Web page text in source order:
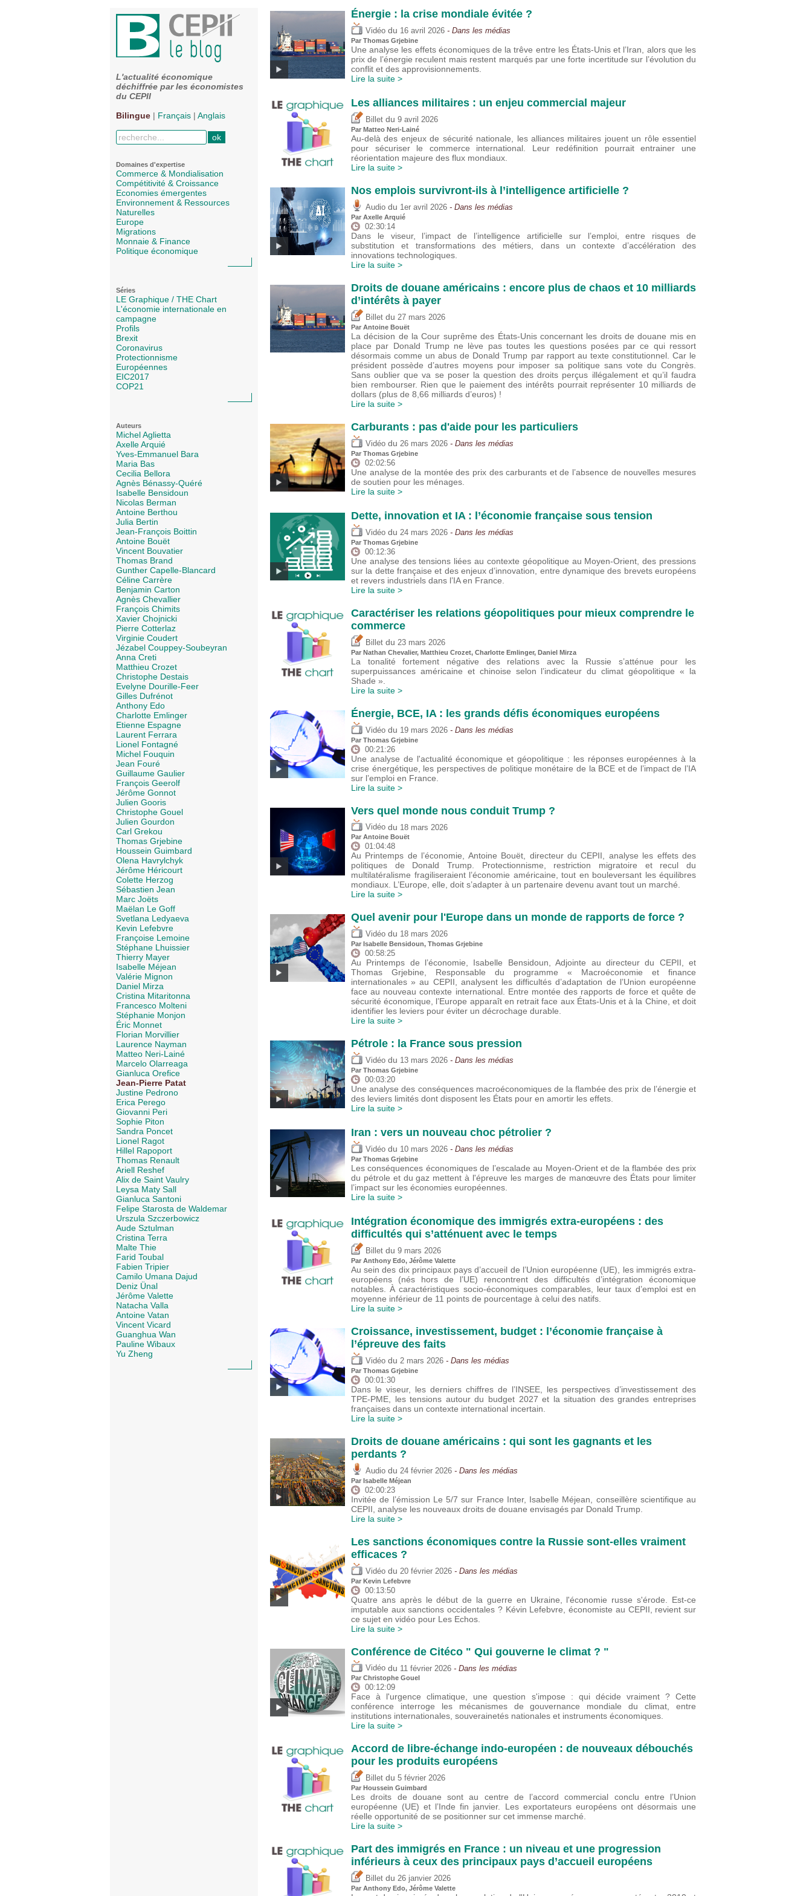
L'actualité économique
déchiffrée par les économistes
du CEPII
Bilingue | Français | Anglais
Domaines d'expertise
Commerce & Mondialisation
Compétitivité & Croissance
Economies émergentes
Environnement & Ressources
Naturelles
Europe
Migrations
Monnaie & Finance
Politique économique
Séries
LE Graphique / THE Chart
L'économie internationale en
campagne
Profils
Brexit
Coronavirus
Protectionnisme
Européennes
EIC2017
COP21
Auteurs
Michel Aglietta
Axelle Arquié
Yves-Emmanuel Bara
Maria Bas
Cecilia Bellora
Agnès Bénassy-Quéré
Isabelle Bensidoun
Nicolas Berman
Antoine Berthou
Julia Bertin
Jean-François Boittin
Antoine Bouët
Vincent Bouvatier
Thomas Brand
Gunther Capelle-Blancard
Céline Carrère
Benjamin Carton
Agnès Chevallier
François Chimits
Xavier Chojnicki
Pierre Cotterlaz
Virginie Coudert
Jézabel Couppey-Soubeyran
Anna Creti
Matthieu Crozet
Christophe Destais
Evelyne Dourille-Feer
Gilles Dufrénot
Anthony Edo
Charlotte Emlinger
Etienne Espagne
Laurent Ferrara
Lionel Fontagné
Michel Fouquin
Jean Fouré
Guillaume Gaulier
François Geerolf
Jérôme Gonnot
Julien Gooris
Christophe Gouel
Julien Gourdon
Carl Grekou
Thomas Grjebine
Houssein Guimbard
Olena Havrylchyk
Jérôme Héricourt
Colette Herzog
Sébastien Jean
Marc Joëts
Maëlan Le Goff
Svetlana Ledyaeva
Kevin Lefebvre
Françoise Lemoine
Stéphane Lhuissier
Thierry Mayer
Isabelle Méjean
Valérie Mignon
Daniel Mirza
Cristina Mitaritonna
Francesco Molteni
Stéphanie Monjon
Éric Monnet
Florian Morvillier
Laurence Nayman
Matteo Neri-Lainé
Marcelo Olarreaga
Gianluca Orefice
Jean-Pierre Patat
Justine Pedrono
Erica Perego
Giovanni Peri
Sophie Piton
Sandra Poncet
Lionel Ragot
Hillel Rapoport
Thomas Renault
Ariell Reshef
Alix de Saint Vaulry
Leysa Maty Sall
Gianluca Santoni
Felipe Starosta de Waldemar
Urszula Szczerbowicz
Aude Sztulman
Cristina Terra
Malte Thie
Farid Toubal
Fabien Tripier
Camilo Umana Dajud
Deniz Ünal
Jérôme Valette
Natacha Valla
Antoine Vatan
Vincent Vicard
Guanghua Wan
Pauline Wibaux
Yu Zheng
Énergie : la crise mondiale évitée ?
Vidéo du 16 avril 2026 - Dans les médias
Par Thomas Grjebine
Une analyse les effets économiques de la trêve entre les États-Unis et l’Iran, alors que les
prix de l’énergie reculent mais restent marqués par une forte incertitude sur l’évolution du
conflit et des approvisionnements.
Lire la suite >
Les alliances militaires : un enjeu commercial majeur
Billet du 9 avril 2026
Par Matteo Neri-Lainé
Au-delà des enjeux de sécurité nationale, les alliances militaires jouent un rôle essentiel
pour sécuriser le commerce international. Leur redéfinition pourrait entrainer une
réorientation majeure des flux mondiaux.
Lire la suite >
Nos emplois survivront-ils à l’intelligence artificielle ?
Audio du 1er avril 2026 - Dans les médias
Par Axelle Arquié
02:30:14
Dans le viseur, l’impact de l’intelligence artificielle sur l’emploi, entre risques de
substitution et transformations des métiers, dans un contexte d’accélération des
innovations technologiques.
Lire la suite >
Droits de douane américains : encore plus de chaos et 10 milliards
d’intérêts à payer
Billet du 27 mars 2026
Par Antoine Bouët
La décision de la Cour suprême des États-Unis concernant les droits de douane mis en
place par Donald Trump ne lève pas toutes les questions posées par ce qui ressort
désormais comme un abus de Donald Trump par rapport au texte constitutionnel. Car le
président possède d’autres moyens pour imposer sa politique sans vote du Congrès.
Sans oublier que va se poser la question des droits perçus illégalement et qu’il faudra
bien rembourser. Rien que le paiement des intérêts pourrait représenter 10 milliards de
dollars (plus de 8,66 milliards d’euros) !
Lire la suite >
Carburants : pas d'aide pour les particuliers
Vidéo du 26 mars 2026 - Dans les médias
Par Thomas Grjebine
02:02:56
Une analyse de la montée des prix des carburants et de l’absence de nouvelles mesures
de soutien pour les ménages.
Lire la suite >
Dette, innovation et IA : l’économie française sous tension
Vidéo du 24 mars 2026 - Dans les médias
Par Thomas Grjebine
00:12:36
Une analyse des tensions liées au contexte géopolitique au Moyen-Orient, des pressions
sur la dette française et des enjeux d’innovation, entre dynamique des brevets européens
et revers industriels dans l’IA en France.
Lire la suite >
Caractériser les relations géopolitiques pour mieux comprendre le
commerce
Billet du 23 mars 2026
Par Nathan Chevalier, Matthieu Crozet, Charlotte Emlinger, Daniel Mirza
La tonalité fortement négative des relations avec la Russie s’atténue pour les
superpuissances américaine et chinoise selon l’indicateur du climat géopolitique « la
Shade ».
Lire la suite >
Énergie, BCE, IA : les grands défis économiques européens
Vidéo du 19 mars 2026 - Dans les médias
Par Thomas Grjebine
00:21:26
Une analyse de l'actualité économique et géopolitique : les réponses européennes à la
crise énergétique, les perspectives de politique monétaire de la BCE et de l’impact de l’IA
sur l’emploi en France.
Lire la suite >
Vers quel monde nous conduit Trump ?
Vidéo du 18 mars 2026
Par Antoine Bouët
01:04:48
Au Printemps de l’économie, Antoine Bouët, directeur du CEPII, analyse les effets des
politiques de Donald Trump. Protectionnisme, restriction migratoire et recul du
multilatéralisme fragiliseraient l’économie américaine, tout en bouleversant les équilibres
mondiaux. L’Europe, elle, doit s’adapter à un partenaire devenu avant tout un marché.
Lire la suite >
Quel avenir pour l'Europe dans un monde de rapports de force ?
Vidéo du 18 mars 2026
Par Isabelle Bensidoun, Thomas Grjebine
00:58:25
Au Printemps de l’économie, Isabelle Bensidoun, Adjointe au directeur du CEPII, et
Thomas Grjebine, Responsable du programme « Macroéconomie et finance
internationales » au CEPII, analysent les difficultés d’adaptation de l’Union européenne
face au nouveau contexte international. Entre montée des rapports de force et quête de
sécurité économique, l’Europe apparaît en retrait face aux États-Unis et à la Chine, et doit
identifier les leviers pour éviter un décrochage durable.
Lire la suite >
Pétrole : la France sous pression
Vidéo du 13 mars 2026 - Dans les médias
Par Thomas Grjebine
00:03:20
Une analyse des conséquences macroéconomiques de la flambée des prix de l’énergie et
des leviers limités dont disposent les États pour en amortir les effets.
Lire la suite >
Iran : vers un nouveau choc pétrolier ?
Vidéo du 10 mars 2026 - Dans les médias
Par Thomas Grjebine
Les conséquences économiques de l’escalade au Moyen-Orient et de la flambée des prix
du pétrole et du gaz mettent à l'épreuve les marges de manœuvre des États pour limiter
l’impact sur les économies européennes.
Lire la suite >
Intégration économique des immigrés extra-européens : des
difficultés qui s’atténuent avec le temps
Billet du 9 mars 2026
Par Anthony Edo, Jérôme Valette
Au sein des dix principaux pays d’accueil de l’Union européenne (UE), les immigrés extra-
européens (nés hors de l’UE) rencontrent des difficultés d’intégration économique
notables. À caractéristiques socio-économiques comparables, leur taux d’emploi est en
moyenne inférieur de 11 points de pourcentage à celui des natifs.
Lire la suite >
Croissance, investissement, budget : l’économie française à
l’épreuve des faits
Vidéo du 2 mars 2026 - Dans les médias
Par Thomas Grjebine
00:01:30
Dans le viseur, les derniers chiffres de l’INSEE, les perspectives d’investissement des
TPE-PME, les tensions autour du budget 2027 et la situation des grandes entreprises
françaises dans un contexte international incertain.
Lire la suite >
Droits de douane américains : qui sont les gagnants et les
perdants ?
Audio du 24 février 2026 - Dans les médias
Par Isabelle Méjean
02:00:23
Invitée de l’émission Le 5/7 sur France Inter, Isabelle Méjean, conseillère scientifique au
CEPII, analyse les nouveaux droits de douane envisagés par Donald Trump.
Lire la suite >
Les sanctions économiques contre la Russie sont-elles vraiment
efficaces ?
Vidéo du 20 février 2026 - Dans les médias
Par Kevin Lefebvre
00:13:50
Quatre ans après le début de la guerre en Ukraine, l'économie russe s'érode. Est-ce
imputable aux sanctions occidentales ? Kévin Lefebvre, économiste au CEPII, revient sur
ce sujet en vidéo pour Les Echos.
Lire la suite >
Conférence de Citéco " Qui gouverne le climat ? "
Vidéo du 11 février 2026 - Dans les médias
Par Christophe Gouel
00:12:09
Face à l'urgence climatique, une question s'impose : qui décide vraiment ? Cette
conférence interroge les mécanismes de gouvernance mondiale du climat, entre
institutions internationales, souverainetés nationales et instruments économiques.
Lire la suite >
Accord de libre-échange indo-européen : de nouveaux débouchés
pour les produits européens
Billet du 5 février 2026
Par Houssein Guimbard
Les droits de douane sont au centre de l’accord commercial conclu entre l’Union
européenne (UE) et l’Inde fin janvier. Les exportateurs européens ont désormais une
réelle opportunité de se positionner sur cet immense marché.
Lire la suite >
Part des immigrés en France : un niveau et une progression
inférieurs à ceux des principaux pays d’accueil européens
Billet du 26 janvier 2026
Par Anthony Edo, Jérôme Valette